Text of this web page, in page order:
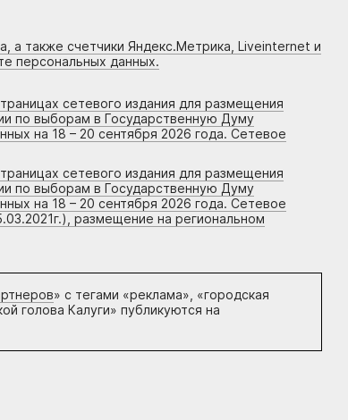
а также счетчики Яндекс.Метрика, Liveinternet и
персональных данных.
сетевого издания для размещения
по выборам в Государственную Думу
на 18 – 20 сентября 2026 года. Сетевое
сетевого издания для размещения
по выборам в Государственную Думу
на 18 – 20 сентября 2026 года. Сетевое
размещение на региональном
» с тегами «реклама», «городская
голова Калуги» публикуются на